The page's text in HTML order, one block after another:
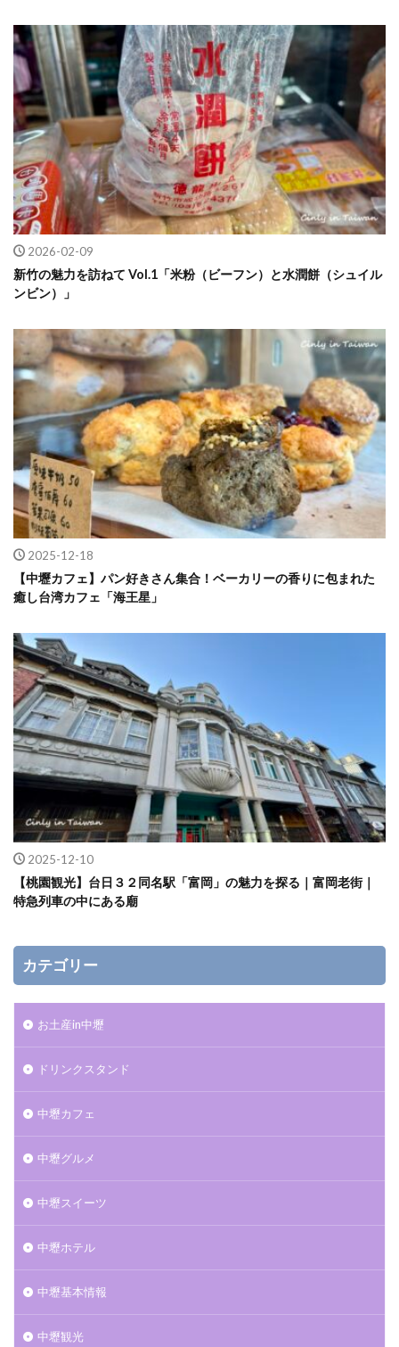
2026-02-09
新竹の魅力を訪ねて Vol.1「米粉（ビーフン）と水潤餅（シュイル
ンビン）」
2025-12-18
【中壢カフェ】パン好きさん集合！ベーカリーの香りに包まれた
癒し台湾カフェ「海王星」
2025-12-10
【桃園観光】台日３２同名駅「富岡」の魅力を探る｜富岡老街｜
特急列車の中にある廟
カテゴリー
お土産in中壢
ドリンクスタンド
中壢カフェ
中壢グルメ
中壢スイーツ
中壢ホテル
中壢基本情報
中壢観光